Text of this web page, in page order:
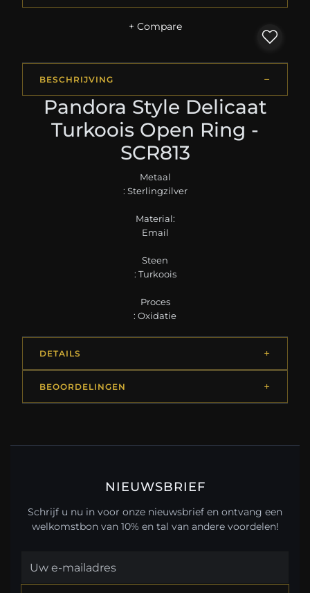
+ Compare
BESCHRIJVING
Pandora Style Delicaat
Turkoois Open Ring -
SCR813
Metaal
: Sterlingzilver
Material:
Email
Steen
: Turkoois
Proces
: Oxidatie
DETAILS
BEOORDELINGEN
NIEUWSBRIEF
Schrijf u nu in voor onze nieuwsbrief en ontvang een
welkomstbon van 10% en tal van andere voordelen!